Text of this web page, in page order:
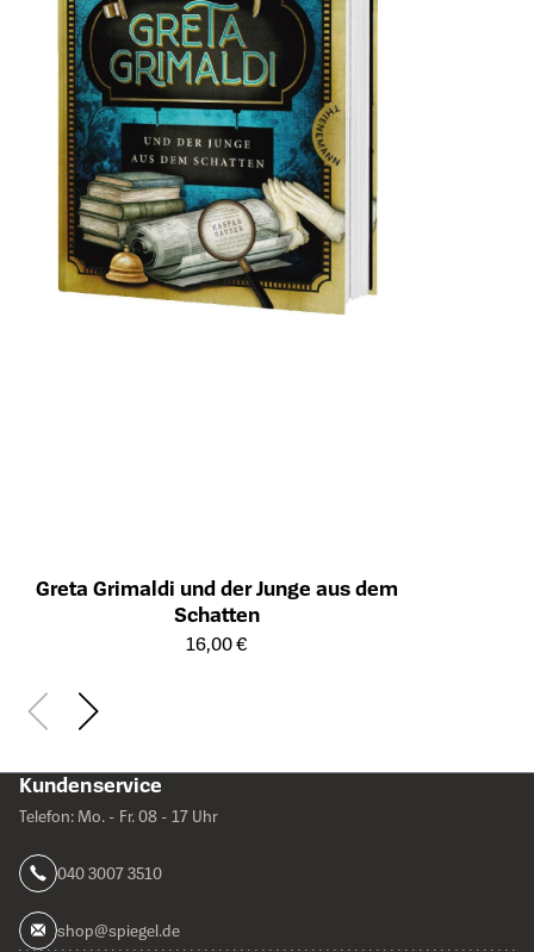
Greta Grimaldi und der Junge aus dem
Schatten
Öffnet die Detailseite des Produkts
16,00 €
Kundenservice
Telefon: Mo. - Fr. 08 - 17 Uhr
040 3007 3510
shop@spiegel.de